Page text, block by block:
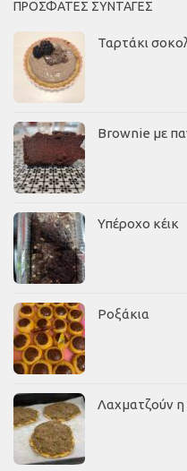
ΠΡΌΣΦΑΤΕΣ ΣΥΝΤΑΓΈΣ
Ταρτάκι
Brownie με
Υπέροχο κέικ
Ροξάκια
Λαχματζούν η